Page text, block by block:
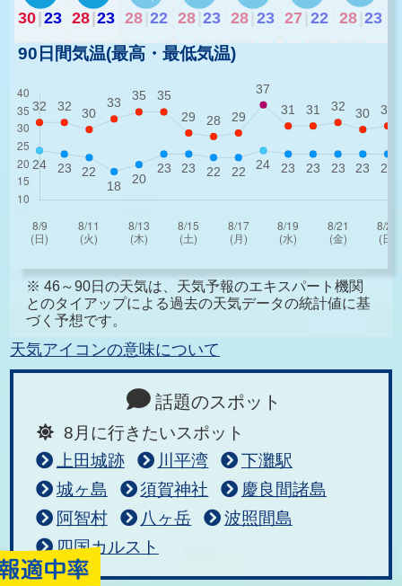
30|23 28|23 28 22 28 23 28 23 27 22 28 23
90日間気温(最高・最低気温)
※ 46～90日の天気は、天気予報のエキスパート機関
とのタイアップによる過去の天気データの統計値に基
づく予想です。
天気アイコンの意味について
話題のスポット
8月に行きたいスポット
上田城跡
川平湾
下灘駅
城ヶ島
須賀神社
慶良間諸島
阿智村
八ヶ岳
波照間島
四国カルスト